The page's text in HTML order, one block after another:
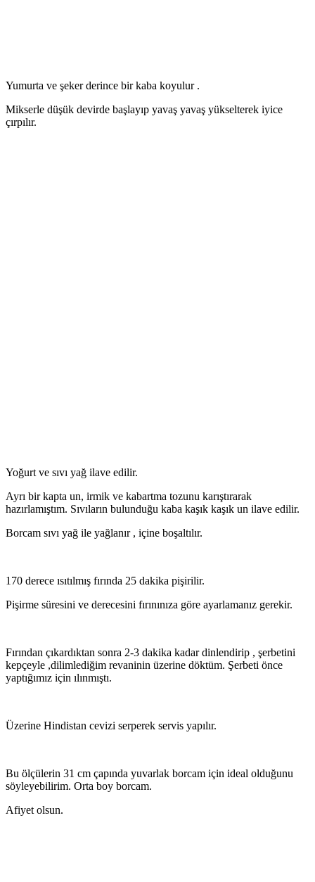
Yumurta ve şeker derince bir kaba koyulur .
Mikserle düşük devirde başlayıp yavaş yavaş yükselterek iyice
çırpılır.
Yoğurt ve sıvı yağ ilave edilir.
Ayrı bir kapta un, irmik ve kabartma tozunu karıştırarak
hazırlamıştım. Sıvıların bulunduğu kaba kaşık kaşık un ilave edilir.
Borcam sıvı yağ ile yağlanır , içine boşaltılır.
170 derece ısıtılmış fırında 25 dakika pişirilir.
Pişirme süresini ve derecesini fırınınıza göre ayarlamanız gerekir.
Fırından çıkardıktan sonra 2-3 dakika kadar dinlendirip , şerbetini
kepçeyle ,dilimlediğim revaninin üzerine döktüm. Şerbeti önce
yaptığımız için ılınmıştı.
Üzerine Hindistan cevizi serperek servis yapılır.
Bu ölçülerin 31 cm çapında yuvarlak borcam için ideal olduğunu
söyleyebilirim. Orta boy borcam.
Afiyet olsun.